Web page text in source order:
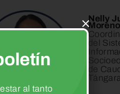
Nelly
Moreno
del
de
al tanto